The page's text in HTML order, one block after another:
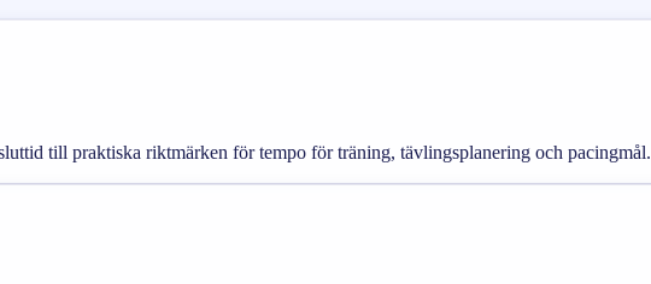
till praktiska riktmärken för tempo för träning, tävlingsplanering och pacingmål.